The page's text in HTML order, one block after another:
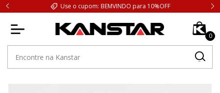
Use o cupom: BEMVINDO para 10%OFF
0